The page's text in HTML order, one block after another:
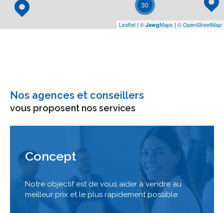
30
Leaflet | © JawgMaps | © OpenStreetMap
Nos agences et conseillers
vous proposent nos services
Concept
Notre objectif est de vous aider à vendre au
meilleur prix et le plus rapidement possible.